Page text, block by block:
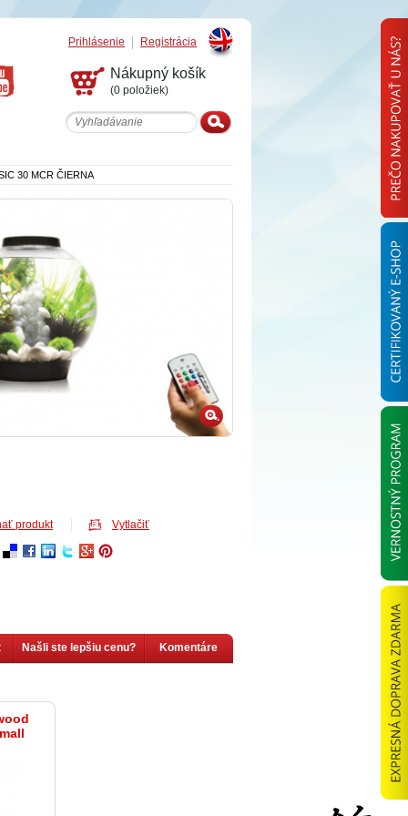
Registrácia
Prihlásenie
Nákupný košík
(0 položiek)
30 MCR ČIERNA
produkt Vytlačiť
Našli ste lepšiu cenu? Komentáre